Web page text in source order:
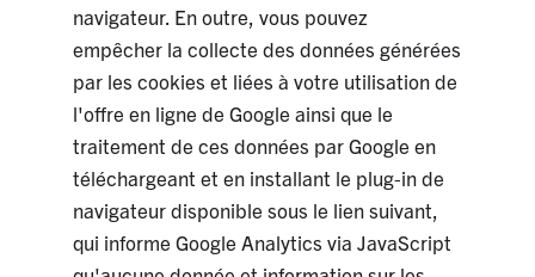
navigateur. En outre, vous pouvez
empêcher la collecte des données générées
par les cookies et liées à votre utilisation de
l'offre en ligne de Google ainsi que le
traitement de ces données par Google en
téléchargeant et en installant le plug-in de
navigateur disponible sous le lien suivant,
qui informe Google Analytics via JavaScript